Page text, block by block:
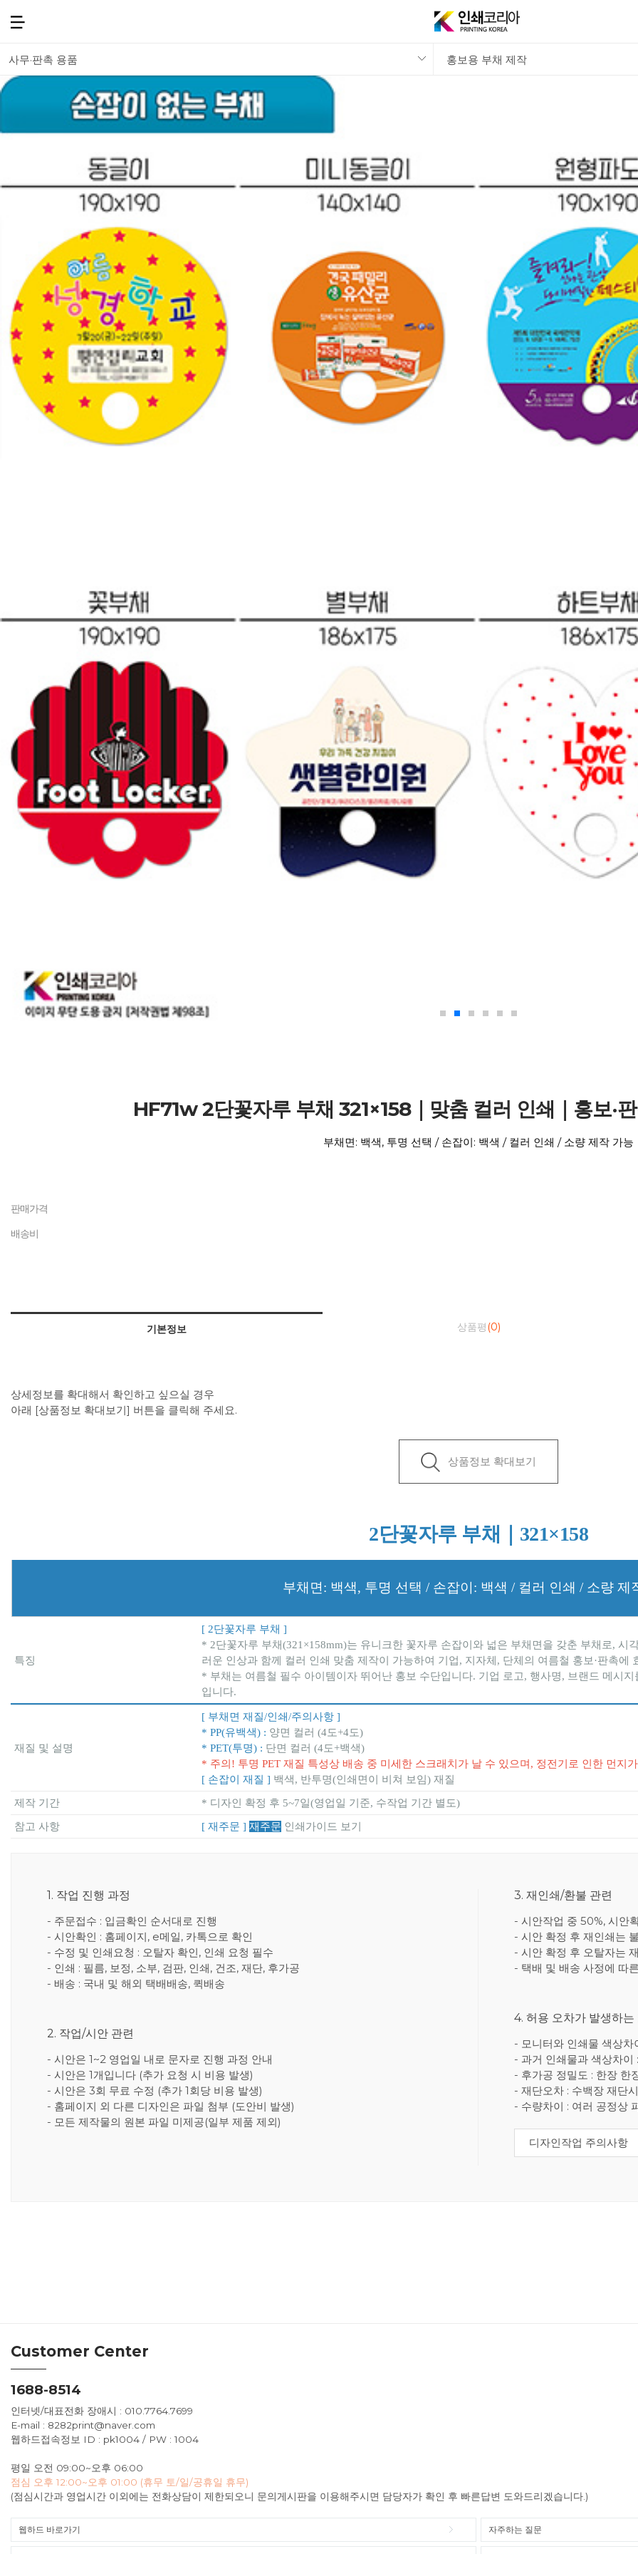
사무·판촉 용품 홍보용 부채 제작
HF71w 2단꽃자루 부채 321×158｜맞춤 컬러 인쇄｜홍보·
부채면: 백색, 투명 선택 / 손잡이: 백색 / 컬러 인쇄 / 소량 제작 가능
판매가격
배송비
기본정보 상품평 (0)
상세정보를 확대해서 확인하고 싶으실 경우
아래 [상품정보 확대보기] 버튼을 클릭해 주세요.
상품정보 확대보기
2단꽃자루 부채｜321×158
부채면: 백색, 투명 선택 / 손잡이: 백색 / 컬러 인쇄 / 소량 제
특징
[ 2단꽃자루 부채 ]
* 2단꽃자루 부채(321×158mm)는 유니크한 꽃자루 손잡이와 넓은 부채면을 갖춘 부채로,
러운 인상과 함께 컬러 인쇄 맞춤 제작이 가능하여 기업, 지자체, 단체의 여름철 홍보·판촉에
* 부채는 여름철 필수 아이템이자 뛰어난 홍보 수단입니다. 기업 로고, 행사명, 브랜드 메시
입니다.
재질 및 설명
[ 부채면 재질/인쇄/주의사항 ]
* PP(유백색) : 양면 컬러 (4도+4도)
* PET(투명) : 단면 컬러 (4도+백색)
* 주의! 투명 PET 재질 특성상 배송 중 미세한 스크래치가 날 수 있으며, 정전기로 인한 먼지
[ 손잡이 재질 ] 백색, 반투명(인쇄면이 비쳐 보임) 재질
제작 기간 * 디자인 확정 후 5~7일(영업일 기준, 수작업 기간 별도)
참고 사항 [ 재주문 ] 재주문 인쇄가이드 보기
1. 작업 진행 과정
- 주문접수 : 입금확인 순서대로 진행
- 시안확인 : 홈페이지, e메일, 카톡으로 확인
- 수정 및 인쇄요청 : 오탈자 확인, 인쇄 요청 필수
- 인쇄 : 필름, 보정, 소부, 검판, 인쇄, 건조, 재단, 후가공
- 배송 : 국내 및 해외 택배배송, 퀵배송
2. 작업/시안 관련
- 시안은 1~2 영업일 내로 문자로 진행 과정 안내
- 시안은 1개입니다 (추가 요청 시 비용 발생)
- 시안은 3회 무료 수정 (추가 1회당 비용 발생)
- 홈페이지 외 다른 디자인은 파일 첨부 (도안비 발생)
- 모든 제작물의 원본 파일 미제공(일부 제품 제외)
3. 재인쇄/환불 관련
- 시안작업 중 50%, 시안
- 시안 확정 후 재인쇄는
- 시안 확정 후 오탈자는
- 택배 및 배송 사정에 따
4. 허용 오차가 발생하는
- 모니터와 인쇄물 색상
- 과거 인쇄물과 색상차이
- 후가공 정밀도 : 한장 한
- 재단오차 : 수백장 재단
- 수량차이 : 여러 공정상
디자인작업 주의사항
Customer Center
1688-8514
인터넷/대표전화 장애시 : 010.7764.7699
E-mail : 8282print@naver.com
웹하드접속정보 ID : pk1004 / PW : 1004
평일 오전 09:00~오후 06:00
점심 오후 12:00~오후 01:00 (휴무 토/일/공휴일 휴무)
(점심시간과 영업시간 이외에는 전화상담이 제한되오니 문의게시판을 이용해주시면 담당자가 확인 후 빠른답변 도와드리겠습니다.)
웹하드 바로가기 자주하는 질문